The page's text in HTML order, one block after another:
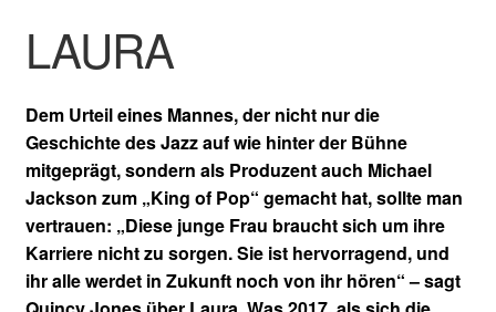
LAURA
Dem Urteil eines Mannes, der nicht nur die
Geschichte des Jazz auf wie hinter der Bühne
mitgeprägt, sondern als Produzent auch Michael
Jackson zum „King of Pop“ gemacht hat, sollte man
vertrauen: „Diese junge Frau braucht sich um ihre
Karriere nicht zu sorgen. Sie ist hervorragend, und
ihr alle werdet in Zukunft noch von ihr hören“ – sagt